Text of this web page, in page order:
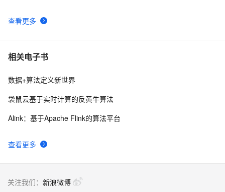
查看更多
相关电子书
查看更多
数据+算法定义新世界
袋鼠云基于实时计算的反黄牛算法
Alink：基于Apache Flink的算法平台
关注我们： 新浪微博